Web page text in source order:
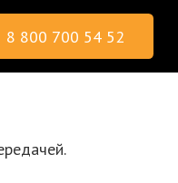
8 800 700 54 52